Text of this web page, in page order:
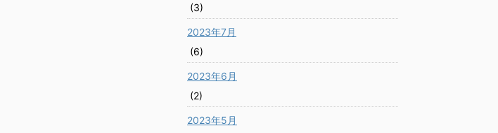
(3)
2023年7月
(6)
2023年6月
(2)
2023年5月